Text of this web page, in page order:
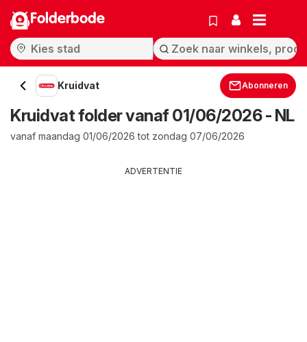
Folderbode
Kruidvat Abonneren
Kruidvat folder vanaf 01/06/2026 - NL
vanaf maandag 01/06/2026 tot zondag 07/06/2026
ADVERTENTIE